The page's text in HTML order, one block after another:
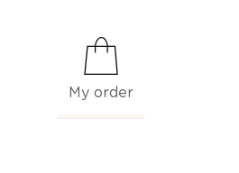
My order